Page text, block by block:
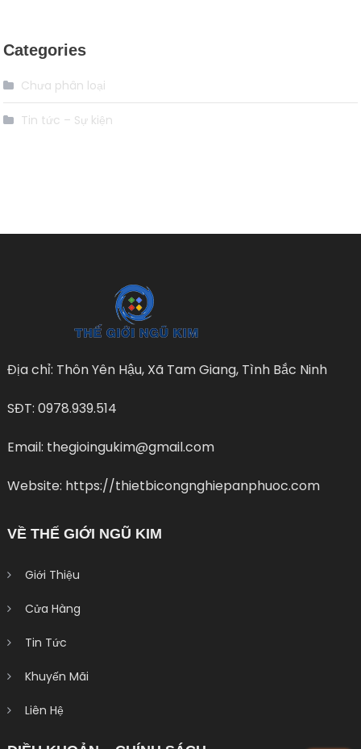
Categories
Chưa phân loại
Tin tức – Sự kiện
Địa chỉ: Thôn Yên Hậu, Xã Tam Giang, Tình Bắc Ninh
SĐT: 0978.939.514
Email: thegioingukim@gmail.com
Website: https://thietbicongnghiepanphuoc.com
VỀ THẾ GIỚI NGŨ KIM
Giới Thiệu
Cửa Hàng
Tin Tức
Khuyến Mãi
Liên Hệ